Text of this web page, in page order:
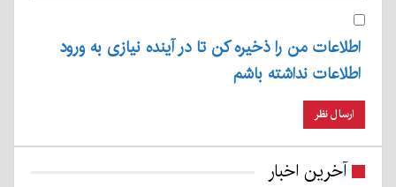
اطلاعات من را ذخیره کن تا در آینده نیازی به ورود
اطلاعات نداشته باشم
آخرین اخبار